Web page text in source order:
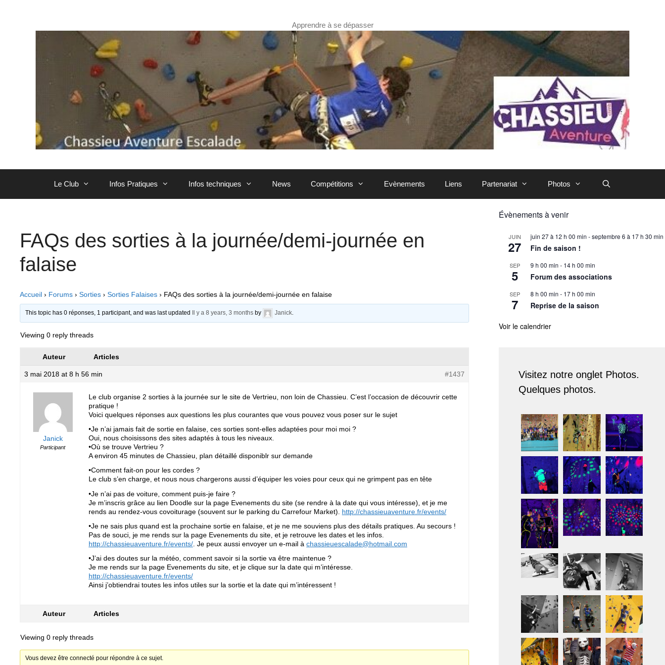
Apprendre à se dépasser
Le Club Infos Pratiques Infos techniques News Compétitions Evènements Liens Partenariat Photos
FAQs des sorties à la journée/demi-journée en
falaise
Accueil › Forums › Sorties › Sorties Falaises › FAQs des sorties à la journée/demi-journée en falaise
This topic has 0 réponses, 1 participant, and was last updated Il y a 8 years, 3 months by Janick.
Viewing 0 reply threads
Auteur Articles
3 mai 2018 at 8 h 56 min #1437
Janick
Participant
Le club organise 2 sorties à la journée sur le site de Vertrieu, non loin de Chassieu. C’est l’occasion de découvrir cette
pratique !
Voici quelques réponses aux questions les plus courantes que vous pouvez vous poser sur le sujet
•Je n’ai jamais fait de sortie en falaise, ces sorties sont-elles adaptées pour moi moi ?
Oui, nous choisissons des sites adaptés à tous les niveaux.
•Où se trouve Vertrieu ?
A environ 45 minutes de Chassieu, plan détaillé disponiblr sur demande
•Comment fait-on pour les cordes ?
Le club s’en charge, et nous nous chargerons aussi d’équiper les voies pour ceux qui ne grimpent pas en tête
•Je n’ai pas de voiture, comment puis-je faire ?
Je m’inscris grâce au lien Doodle sur la page Evenements du site (se rendre à la date qui vous intéresse), et je me
rends au rendez-vous covoiturage (souvent sur le parking du Carrefour Market). http://chassieuaventure.fr/events/
•Je ne sais plus quand est la prochaine sortie en falaise, et je ne me souviens plus des détails pratiques. Au secours !
Pas de souci, je me rends sur la page Evenements du site, et je retrouve les dates et les infos.
http://chassieuaventure.fr/events/ . Je peux aussi envoyer un e-mail à chassieuescalade@hotmail.com
•J’ai des doutes sur la météo, comment savoir si la sortie va être maintenue ?
Je me rends sur la page Evenements du site, et je clique sur la date qui m’intéresse.
http://chassieuaventure.fr/events/
Ainsi j’obtiendrai toutes les infos utiles sur la sortie et la date qui m’intéressent !
Auteur Articles
Viewing 0 reply threads
Vous devez être connecté pour répondre à ce sujet.
Évènements à venir
JUIN
27
juin 27 à 12 h 00 min -septembre 6 à 17 h 30 min
Fin de saison !
SEP
5
9 h 00 min - 14 h 00 min
Forum des associations
SEP
7
8 h 00 min - 17 h 00 min
Reprise de la saison
Voir le calendrier
Visitez notre onglet Photos.
Quelques photos.